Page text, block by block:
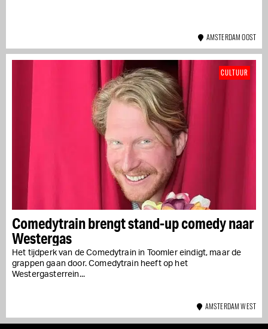
AMSTERDAM OOST
Comedytrain brengt stand-up comedy naar
Westergas
Het tijdperk van de Comedytrain in Toomler eindigt, maar de
grappen gaan door. Comedytrain heeft op het
Westergasterrein...
CULTUUR
AMSTERDAM WEST